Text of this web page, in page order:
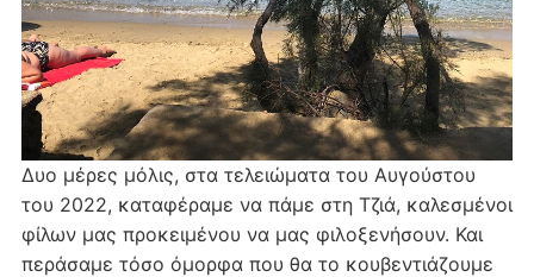
Δυο μέρες μόλις, στα τελειώματα του Αυγούστου
του 2022, καταφέραμε να πάμε στη Τζιά, καλεσμένοι
φίλων μας προκειμένου να μας φιλοξενήσουν. Και
περάσαμε τόσο όμορφα που θα το κουβεντιάζουμε